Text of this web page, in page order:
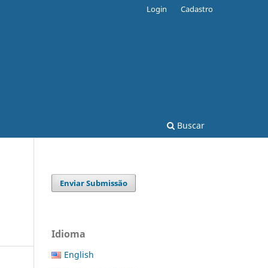
Buscar
Login Cadastro
Enviar Submissão
Idioma
English